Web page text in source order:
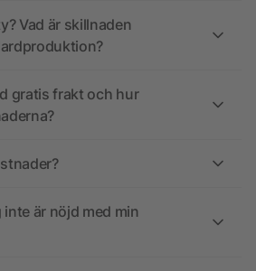
Vad är skillnaden
gratis frakt och hur
inte är nöjd med min